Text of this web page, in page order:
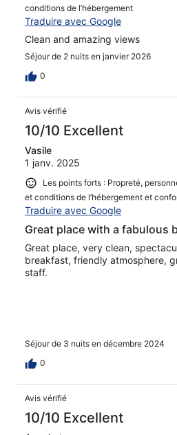
conditions de l’hébergement
Traduire avec Google
Clean and amazing views
Séjour de 2 nuits en janvier 2026
0
Avis vérifié
10/10 Excellent
Vasile
1 janv. 2025
Les points forts : Propreté,
et conditions de l’hébergement et
Traduire avec Google
Great place with a fabulous
Great place, very clean,
breakfast, friendly atmosphere,
staff.
Séjour de 3 nuits en décembre 2024
0
Avis vérifié
10/10 Excellent